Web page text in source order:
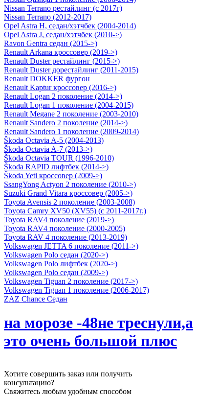
Nissan Terrano рестайлинг (с 2017г)
Nissan Terrano (2012-2017)
Opel Astra H, седан/хэтчбек (2004-2014)
Opel Astra J, седан/хэтчбек (2010->)
Ravon Gentra седан (2015->)
Renault Arkana кроссовер (2019->)
Renault Duster рестайлинг (2015->)
Renault Duster дорестайлинг (2011-2015)
Renault DOKKER фургон
Renault Kaptur кроссовер (2016->)
Renault Logan 2 поколение (2014->)
Renault Logan 1 поколение (2004-2015)
Renault Megane 2 поколение (2003-2010)
Renault Sandero 2 поколение (2014->)
Renault Sandero 1 поколение (2009-2014)
Škoda Octavia A-5 (2004-2013)
Škoda Octavia A-7 (2013->)
Škoda Octavia TOUR (1996-2010)
Škoda RAPID лифтбек (2014->)
Škoda Yeti кроссовер (2009->)
SsangYong Actyon 2 поколение (2010->)
Suzuki Grand Vitara кроссовер (2005->)
Toyota Avensis 2 поколение (2003-2008)
Toyota Camry ХV50 (XV55) (с 2011-2017г.)
Toyota RAV4 поколение (2019->)
Toyota RAV4 поколение (2000-2005)
Toyota RAV 4 поколение (2013-2019)
Volkswagen JETTA 6 поколение (2011->)
Volkswagen Polo седан (2020->)
Volkswagen Polo лифтбек (2020->)
Volkswagen Polo седан (2009->)
Volkswagen Tiguan 2 поколение (2017->)
Volkswagen Tiguan 1 поколение (2006-2017)
ZAZ Chance Седан
на морозе -48не треснули,а
это очень большой плюс
Хотите совершить заказ или получить
консультацию?
Свяжитесь любым удобным способом